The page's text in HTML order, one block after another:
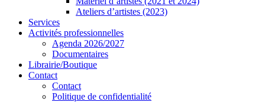
Ateliers d’artistes (2023)
Services
Activités professionnelles
Agenda 2026/2027
Documentaires
Librairie/Boutique
Contact
Contact
Politique de confidentialité